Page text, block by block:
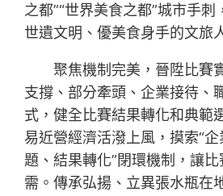
之都”“世界美食之都”城市手
世遺文明、優美食身手的文旅
聚焦機制完美，晉陞比賽
支撐、部分牽頭、企業接待、
式，健全比賽結果轉化和典範
易近營經濟活潑上風，摸索“
題、結果轉化”閉環機制，讓
需。傳承弘揚、立異張水瓶在